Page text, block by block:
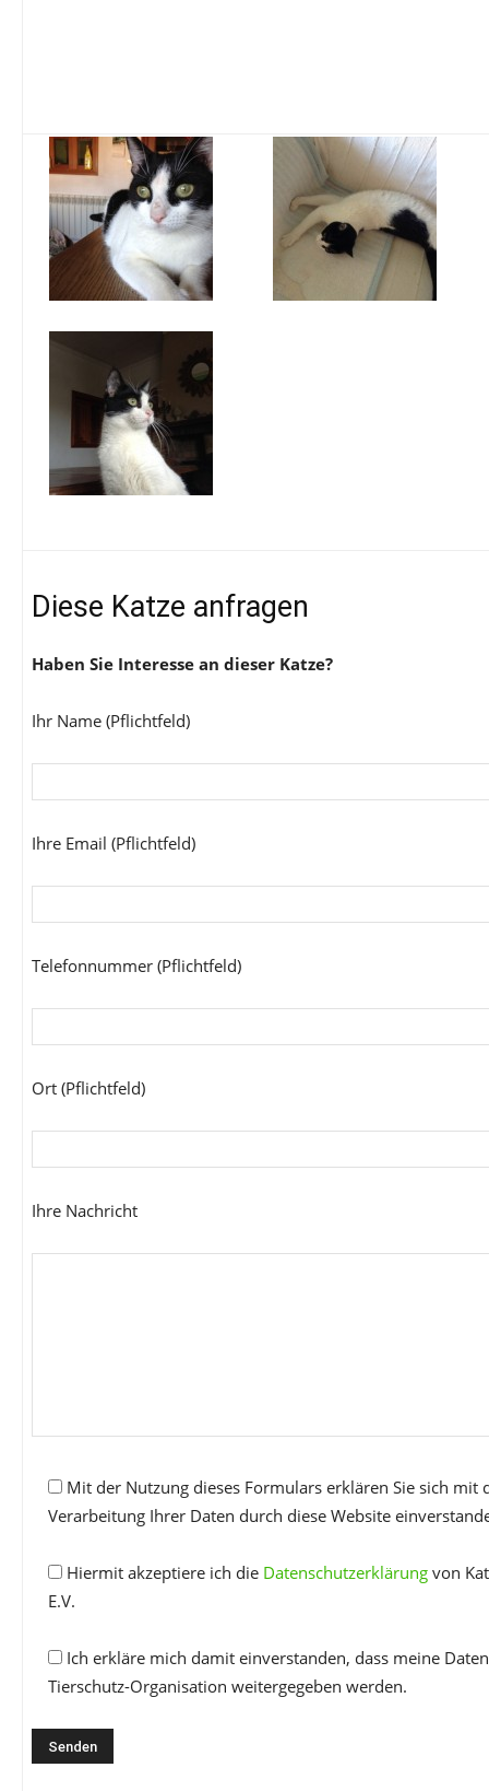
Diese Katze anfragen
Haben Sie Interesse an dieser Katze?
Ihr Name (Pflichtfeld)
Ihre Email (Pflichtfeld)
Telefonnummer (Pflichtfeld)
Ort (Pflichtfeld)
Ihre Nachricht
Mit der Nutzung dieses Formulars erklären Sie sich mit
Verarbeitung Ihrer Daten durch diese Website
Hiermit akzeptiere ich die Datenschutzerklärung von
E.V.
Ich erkläre mich damit einverstanden, dass meine
Tierschutz-Organisation weitergegeben werden.